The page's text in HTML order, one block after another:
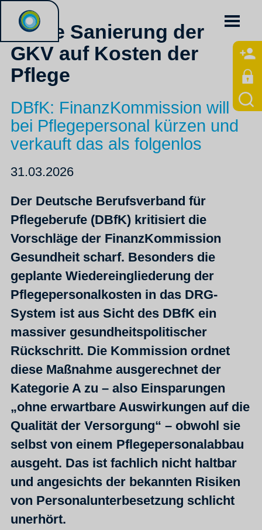
Keine Sanierung der
GKV auf Kosten der
Pflege
DBfK: FinanzKommission will
bei Pflegepersonal kürzen und
verkauft das als folgenlos
31.03.2026
Der Deutsche Berufsverband für
Pflegeberufe (DBfK) kritisiert die
Vorschläge der FinanzKommission
Gesundheit scharf. Besonders die
geplante Wiedereingliederung der
Pflegepersonalkosten in das DRG-
System ist aus Sicht des DBfK ein
massiver gesundheitspolitischer
Rückschritt. Die Kommission ordnet
diese Maßnahme ausgerechnet der
Kategorie A zu – also Einsparungen
„ohne erwartbare Auswirkungen auf die
Qualität der Versorgung“ – obwohl sie
selbst von einem Pflegepersonalabbau
ausgeht. Das ist fachlich nicht haltbar
und angesichts der bekannten Risiken
von Personalunterbesetzung schlicht
unerhört.